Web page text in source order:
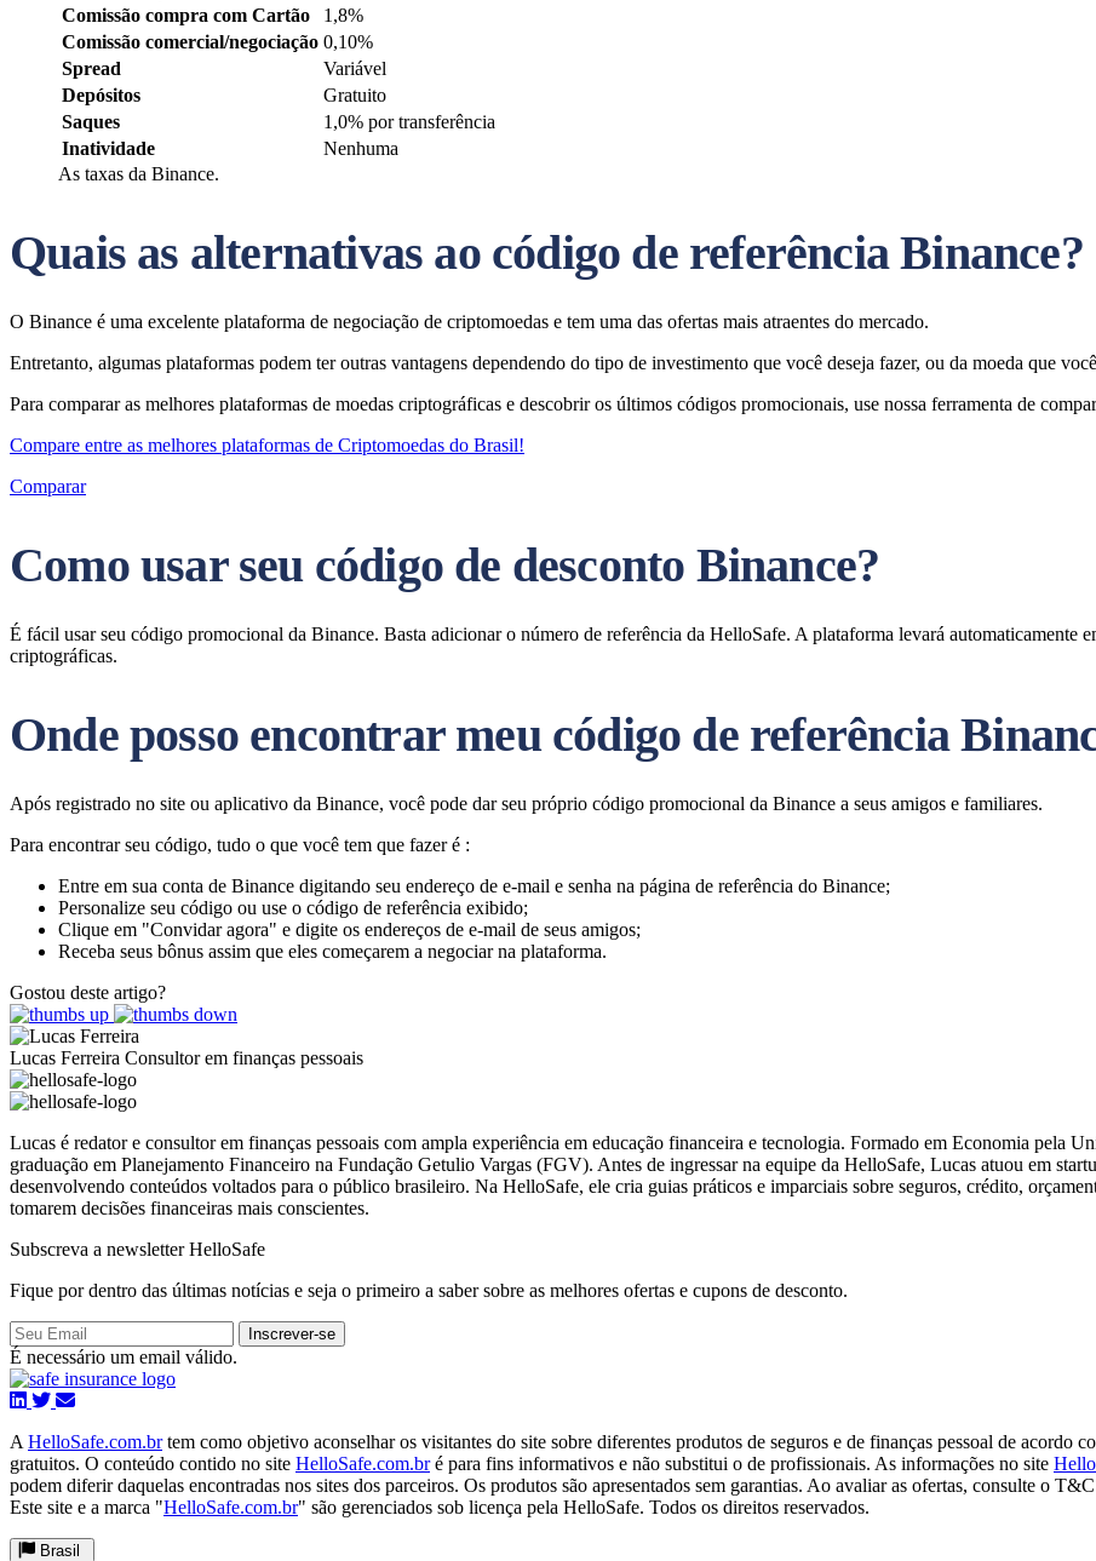
Comissão compra com Cartão
1,8%
Comissão comercial/negociação 0,10%
Spread
Variável
Depósitos
Gratuito
Saques
1,0% por transferência
Inatividade
Nenhuma
As taxas da Binance.
Quais as alternativas ao código de referência Binance?
O Binance é uma excelente plataforma de negociação de criptomoedas e tem uma das ofertas mais atraentes do mercado.
Entretanto, algumas plataformas podem ter outras vantagens dependendo do tipo de investimento que você deseja fazer, ou da moeda que
Para comparar as melhores plataformas de moedas criptográficas e descobrir os últimos códigos promocionais, use nossa ferramenta de
Compare entre as melhores plataformas de Criptomoedas do Brasil!
Comparar
Como usar seu código de desconto Binance?
É fácil usar seu código promocional da Binance. Basta adicionar o número de referência da HelloSafe. A plataforma levará automaticamente
criptográficas.
Onde posso encontrar meu código de referência
Após registrado no site ou aplicativo da Binance, você pode dar seu próprio código promocional da Binance a seus amigos e familiares.
Para encontrar seu código, tudo o que você tem que fazer é :
Entre em sua conta de Binance digitando seu endereço de e-mail e senha na página de referência do Binance;
Personalize seu código ou use o código de referência exibido;
Clique em "Convidar agora" e digite os endereços de e-mail de seus amigos;
Receba seus bônus assim que eles começarem a negociar na plataforma.
Gostou deste artigo?
Lucas Ferreira Consultor em finanças pessoais
Lucas é redator e consultor em finanças pessoais com ampla experiência em educação financeira e tecnologia. Formado em Economia pela
graduação em Planejamento Financeiro na Fundação Getulio Vargas (FGV). Antes de ingressar na equipe da HelloSafe, Lucas atuou em
desenvolvendo conteúdos voltados para o público brasileiro. Na HelloSafe, ele cria guias práticos e imparciais sobre seguros, crédito,
tomarem decisões financeiras mais conscientes.
Subscreva a newsletter HelloSafe
Fique por dentro das últimas notícias e seja o primeiro a saber sobre as melhores ofertas e cupons de desconto.
Inscrever-se
É necessário um email válido.
A HelloSafe.com.brtem como objetivo aconselhar os visitantes do site sobre diferentes produtos de seguros e de finanças pessoal de acordo
gratuitos. O conteúdo contido no site HelloSafe.com.bré para fins informativos e não substitui o de profissionais. As informações no site
podem diferir daquelas encontradas nos sites dos parceiros. Os produtos são apresentados sem garantias. Ao avaliar as ofertas, consulte o
Este site e a marca "HelloSafe.com.br" são gerenciados sob licença pela HelloSafe. Todos os direitos reservados.
Brasil